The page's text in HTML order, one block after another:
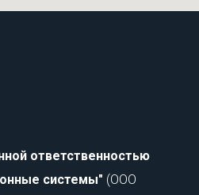
ответственностью
системы" (ООО